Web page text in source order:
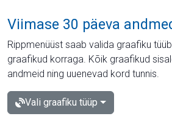
Viimase 30 päeva
Rippmenüüst saab valida graafiku
graafikud korraga. Kõik graafikud
andmeid ning uuenevad kord tunnis.
Vali graafiku tüüp